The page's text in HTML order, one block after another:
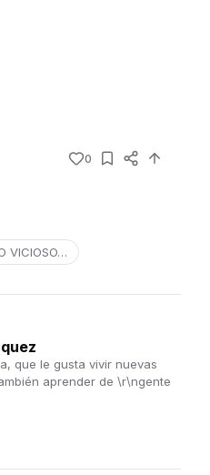
0
VICIOSO…
que le gusta vivir nuevas
aprender de \r\ngente